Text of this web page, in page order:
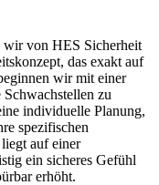
von HES Sicherheit
das exakt auf
wir mit einer
zu
individuelle Planung,
spezifischen
auf einer
ein sicheres Gefühl
erhöht.